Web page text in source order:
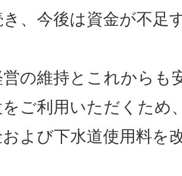
、今後は資金が不足
の維持とこれからも
ご利用いただくため
よび下水道使用料を